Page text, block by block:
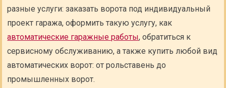
разные услуги: заказать ворота под индивидуальный
проект гаража, оформить такую услугу, как
автоматические гаражные работы, обратиться к
сервисному обслуживанию, а также купить любой вид
автоматических ворот: от рольставень до
промышленных ворот.